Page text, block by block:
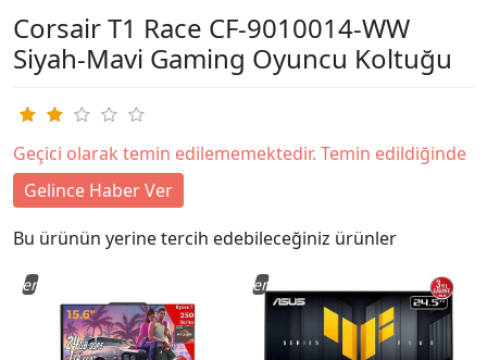
Corsair T1 Race CF-9010014-WW
Siyah-Mavi Gaming Oyuncu Koltuğu
Geçici olarak temin edilememektedir. Temin edildiğinde
Gelince Haber Ver
Bu ürünün yerine tercih edebileceğiniz ürünler
Yeni Yeni